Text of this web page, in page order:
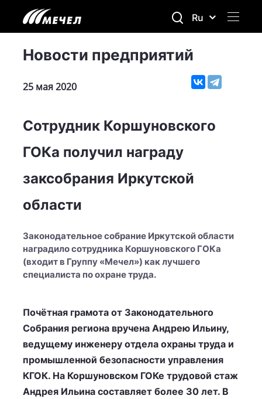
Ru
Новости предприятий
25 мая 2020
Сотрудник Коршуновского
ГОКа получил награду
заксобрания Иркутской
области
Законодательное собрание Иркутской области
наградило сотрудника Коршуновского ГОКа
(входит в Группу «Мечел») как лучшего
специалиста по охране труда.
Почётная грамота от Законодательного
Собрания региона вручена Андрею Ильину,
ведущему инженеру отдела охраны труда и
промышленной безопасности управления
КГОК. На Коршуновском ГОКе трудовой стаж
Андрея Ильина составляет более 30 лет. В